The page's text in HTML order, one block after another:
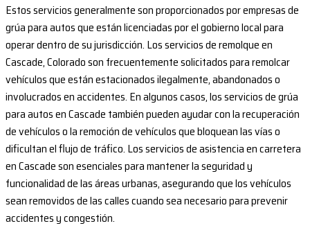
Estos servicios generalmente son proporcionados por empresas de
grúa para autos que están licenciadas por el gobierno local para
operar dentro de su jurisdicción. Los servicios de remolque en
Cascade, Colorado son frecuentemente solicitados para remolcar
vehículos que están estacionados ilegalmente, abandonados o
involucrados en accidentes. En algunos casos, los servicios de grúa
para autos en Cascade también pueden ayudar con la recuperación
de vehículos o la remoción de vehículos que bloquean las vías o
dificultan el flujo de tráfico. Los servicios de asistencia en carretera
en Cascade son esenciales para mantener la seguridad y
funcionalidad de las áreas urbanas, asegurando que los vehículos
sean removidos de las calles cuando sea necesario para prevenir
accidentes y congestión.